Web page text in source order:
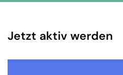
Jetzt aktiv werden